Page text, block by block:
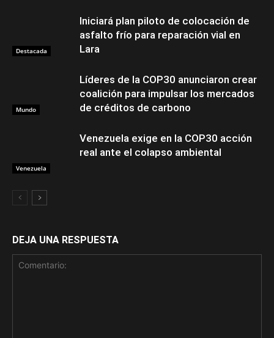
Destacada
Iniciará plan piloto de colocación de
asfalto frío para reparación vial en
Lara
Mundo
Líderes de la COP30 anunciaron crear
coalición para impulsar los mercados
de créditos de carbono
Venezuela
Venezuela exige en la COP30 acción
real ante el colapso ambiental
DEJA UNA RESPUESTA